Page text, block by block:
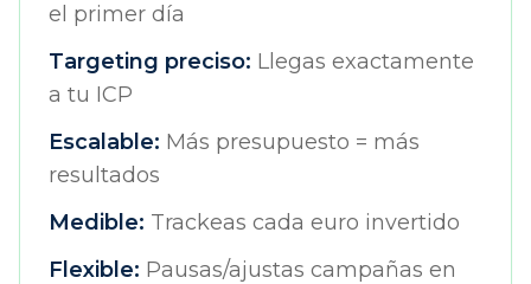
el primer día
Targeting preciso: Llegas exactamente
a tu ICP
Escalable: Más presupuesto = más
resultados
Medible: Trackeas cada euro invertido
Flexible: Pausas/ajustas campañas en